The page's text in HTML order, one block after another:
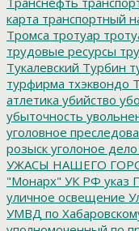
карта транспортный
Тромса тротуар
трудовые ресурсы
Тукалевский Турбин
турфирма тхэквондо
атлетика убийство
убыточность
уголовное
розыск уголоное дело
УЖАСЫ НАШЕГО
"Монарх" УК РФ указ
уличное освещение
УМВД по